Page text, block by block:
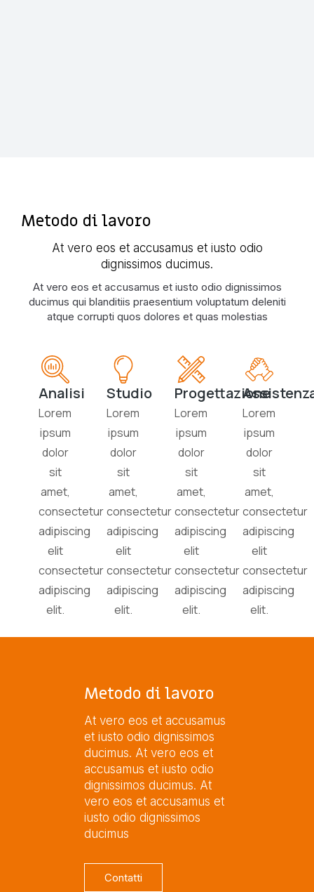
Metodo di lavoro
At vero eos et accusamus et iusto odio
dignissimos ducimus.
At vero eos et accusamus et iusto odio dignissimos
ducimus qui blanditiis praesentium voluptatum deleniti
atque corrupti quos dolores et quas molestias
Analisi
Lorem
ipsum
dolor
sit
amet,
consectetur
adipiscing
elit
consectetur
adipiscing
elit.
Studio
Lorem
ipsum
dolor
sit
amet,
consectetur
adipiscing
elit
consectetur
adipiscing
elit.
Progettazione
Lorem
ipsum
dolor
sit
amet,
consectetur
adipiscing
elit
consectetur
adipiscing
elit.
Lorem
ipsum
dolor
sit
amet,
consectetur
adipiscing
elit
consectetur
adipiscing
elit.
Metodo di lavoro
At vero eos et accusamus
et iusto odio dignissimos
ducimus. At vero eos et
accusamus et iusto odio
dignissimos ducimus. At
vero eos et accusamus et
iusto odio dignissimos
ducimus
Contatti